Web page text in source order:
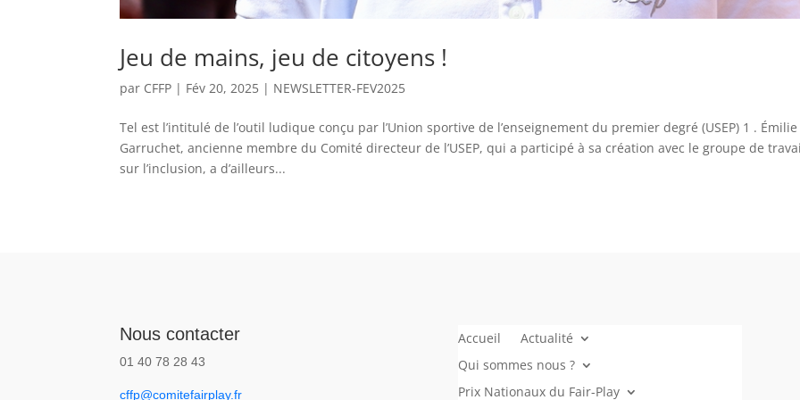
Jeu de mains, jeu de citoyens !
par CFFP | Fév 20, 2025 | NEWSLETTER-FEV2025
Tel est l’intitulé de l’outil ludique conçu par l’Union sportive de l’enseignement du premier degré (USEP) 1 . Émilie
Garruchet, ancienne membre du Comité directeur de l’USEP, qui a participé à sa création avec le groupe de
sur l’inclusion, a d’ailleurs...
Nous contacter
01 40 78 28 43
cffp@comitefairplay.fr
Accueil
Actualité
Qui sommes nous ?
Prix Nationaux du Fair-Play